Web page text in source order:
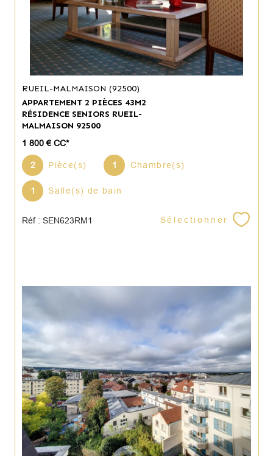
RUEIL-MALMAISON (92500)
APPARTEMENT 2 PIÈCES 43M2
RÉSIDENCE SENIORS RUEIL-
MALMAISON 92500
1 800 € CC*
2 Pièce(s) 1 Chambre(s)
1 Salle(s) de bain
Réf : SEN623RM1 Sélectionner